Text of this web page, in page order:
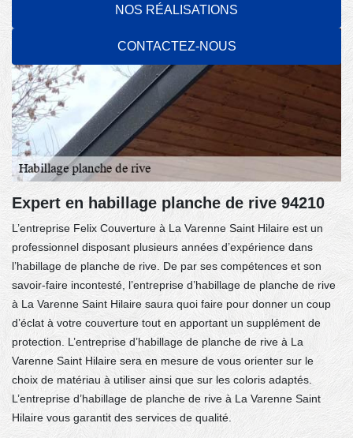
NOS RÉALISATIONS
CONTACTEZ-NOUS
confiance. Contactez-nous!
Expert en habillage planche de rive 94210
L’entreprise Felix Couverture à La Varenne Saint Hilaire est un
professionnel disposant plusieurs années d’expérience dans
l’habillage de planche de rive. De par ses compétences et son
savoir-faire incontesté, l’entreprise d’habillage de planche de rive
à La Varenne Saint Hilaire saura quoi faire pour donner un coup
d’éclat à votre couverture tout en apportant un supplément de
protection. L’entreprise d’habillage de planche de rive à La
Varenne Saint Hilaire sera en mesure de vous orienter sur le
choix de matériau à utiliser ainsi que sur les coloris adaptés.
L’entreprise d’habillage de planche de rive à La Varenne Saint
Hilaire vous garantit des services de qualité.